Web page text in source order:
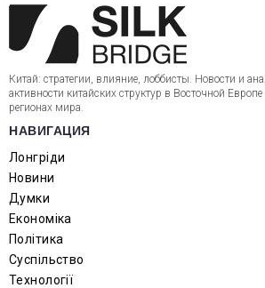
Китай: стратегии, влияние, лоббисты. Новости и
активности китайских структур в Восточной
регионах мира.
НАВИГАЦИЯ
Лонгріди
Новини
Думки
Економіка
Політика
Суспільство
Технології